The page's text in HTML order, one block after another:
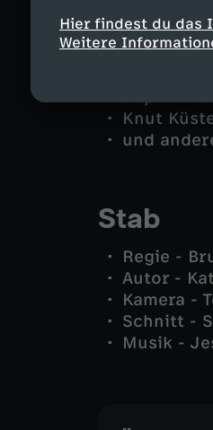
Hier findest du das
Weitere
Rene
Wolf
Knut
und
Stab
Regie -
Autor -
Kamera -
Schnitt -
Musik -